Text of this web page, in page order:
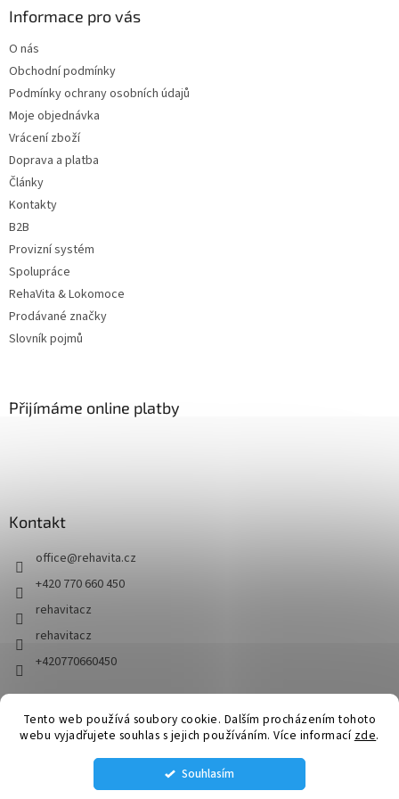
Tento web používá soubory cookie. Dalším procházením tohoto
webu vyjadřujete souhlas s jejich používáním. Více informací zde.
Souhlasím
Informace pro vás
O nás
Obchodní podmínky
Podmínky ochrany osobních údajů
Moje objednávka
Vrácení zboží
Doprava a platba
Články
Kontakty
B2B
Provizní systém
Spolupráce
RehaVita & Lokomoce
Prodávané značky
Slovník pojmů
Přijímáme online platby
Kontakt
office@rehavita.cz
+420 770 660 450
rehavitacz
rehavitacz
+420770660450
Vytvořil Shoptet
RehaVita.cz. Všechna práva vyhrazena.